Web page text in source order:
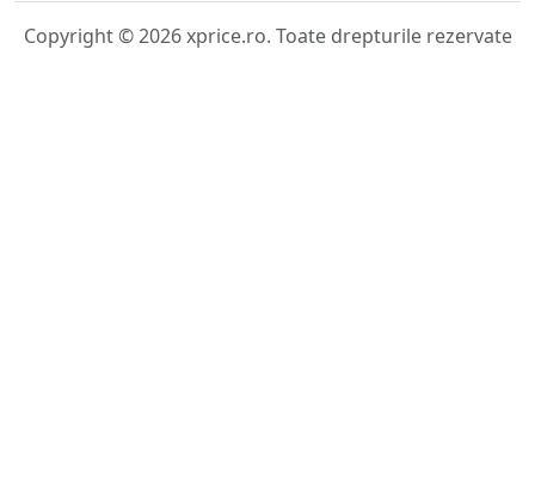
Copyright © 2026 xprice.ro. Toate drepturile rezervate